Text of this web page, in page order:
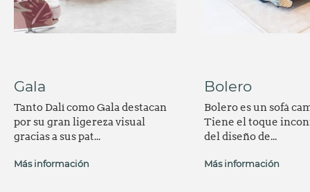
Gala
Tanto Dalí como Gala destacan
por su gran ligereza visual
gracias a sus pat...
Más información
Bolero
Bolero es un sofá
Tiene el toque
del diseño de...
Más información